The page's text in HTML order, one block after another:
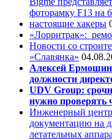
фоторамку F13 на
настоящие хакеры
«Лорритрак»:
Новости со
«Славянка»
Алексей Ермошин
должности
UDV Group:
нужно проверять
Инженерный центр
документацию на
летательных